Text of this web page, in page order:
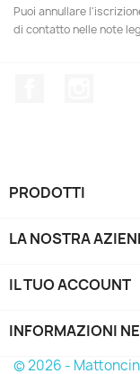
Puoi annullare
di contatto nelle note
PRODOTTI
LA NOSTRA
IL TUO ACCOUNT
INFORMAZIONI
© 2026 -